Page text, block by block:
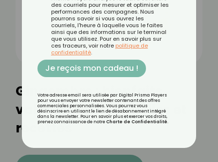
Gingembre : bienfaits,
valeurs nutritionnelles et
recettes
des courriels pour mesurer et optimiser les
performances des campagnes. Nous
pourrons savoir si vous ouvrez les
courriels, l'heure à laquelle vous le faites
ainsi que des informations sur le terminal
que vous utilisez. Pour en savoir plus sur
ces traceurs, voir notre politique de
confidentialité.
Je reçois mon cadeau !
Votre adresse email sera utilisée par Digital Prisma Players
pour vous envoyer votre newsletter contenant des offres
commerciales personnalisées. Vous pourrez vous
désinscrire en utilisant le lien de désabonnement intégré
dans la newsletter. Pour en savoir plus et exercer vos droits,
prenez connaissance de notre Charte de Confidentialité.